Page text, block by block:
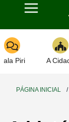
Toggle
Piri A
PÁGINA INICIAL /